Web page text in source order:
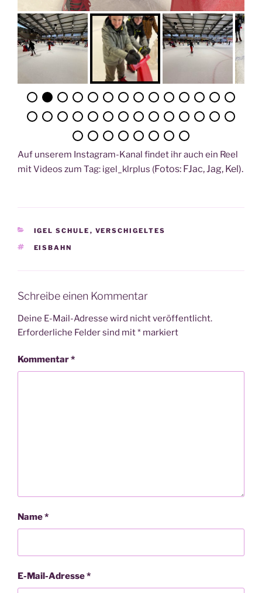
Auf unse­rem Insta­gram-Kanal fin­det ihr auch ein Reel
mit Vide­os zum Tag: igel_klrplus (Fotos: FJac, Jag, Kel).
KATEGORIEN
IGEL SCHULE , VERSCHIGELTES
SCHLAGWÖRTER
EISBAHN
Schreibe einen Kommentar
Deine E-Mail-Adresse wird nicht veröffentlicht.
Erforderliche Felder sind mit* markiert
Kommentar*
Name*
E-Mail-Adresse*